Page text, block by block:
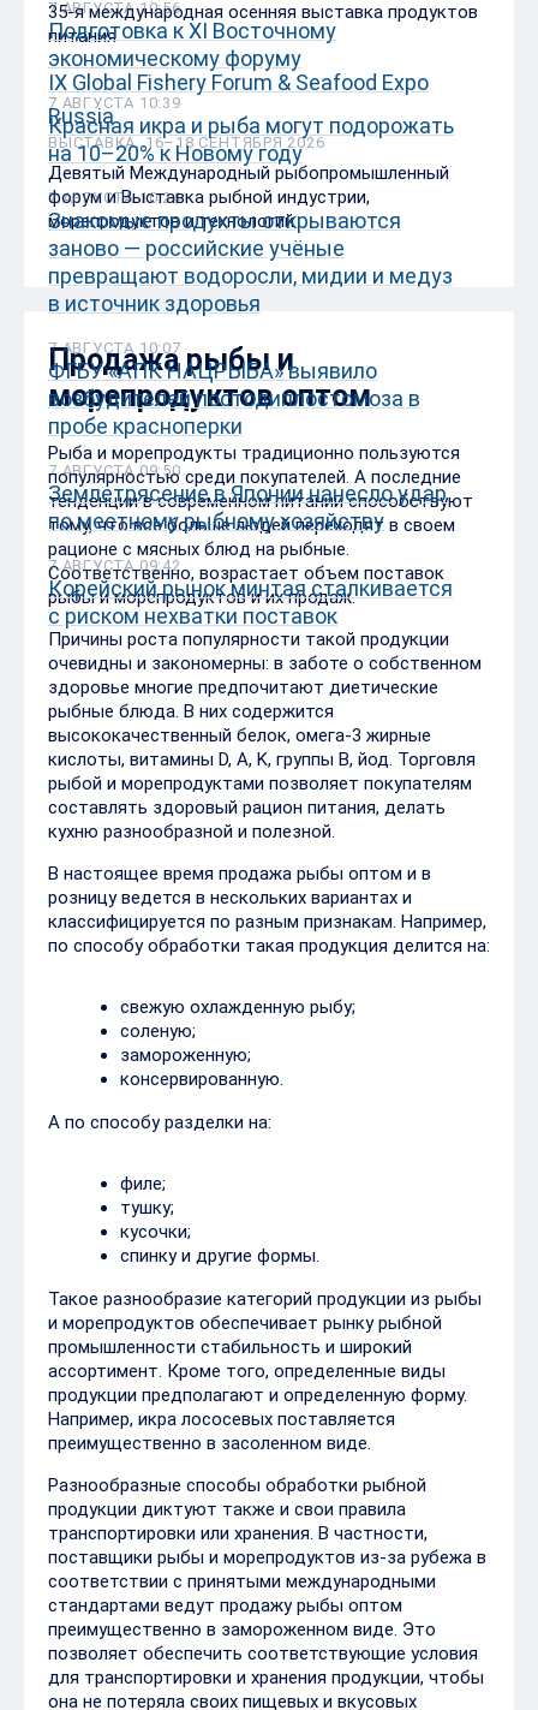
7 АВГУСТА 10:56
Подготовка к XI Восточному
экономическому форуму
7 АВГУСТА 10:39
Красная икра и рыба могут подорожать
на 10–20% к Новому году
7 АВГУСТА 10:24
Знакомые продукты открываются
заново — российские учёные
превращают водоросли, мидии и медуз
в источник здоровья
7 АВГУСТА 10:07
ФГБУ «АПК НАЦРЫБА» выявило
возбудителей постодиплостомоза в
пробе красноперки
7 АВГУСТА 09:50
Землетрясение в Японии нанесло удар
по местному рыбному хозяйству
7 АВГУСТА 09:42
Корейский рынок минтая сталкивается
с риском нехватки поставок
35-я международная осенняя выставка продуктов
питания
IX Global Fishery Forum & Seafood Expo
Russia
ВЫСТАВКА, 16–18 СЕНТЯБРЯ 2026
Девятый Международный рыбопромышленный
форум и Выставка рыбной индустрии,
морепродуктов и технологий
Продажа рыбы и
морепродуктов оптом
Рыба и морепродукты традиционно пользуются
популярностью среди покупателей. А последние
тенденции в современном питании способствуют
тому, что все больше людей переходят в своем
рационе с мясных блюд на рыбные.
Соответственно, возрастает объем поставок
рыбы и морепродуктов и их продаж.
Причины роста популярности такой продукции
очевидны и закономерны: в заботе о собственном
здоровье многие предпочитают диетические
рыбные блюда. В них содержится
высококачественный белок, омега-3 жирные
кислоты, витамины D, A, K, группы В, йод. Торговля
рыбой и морепродуктами позволяет покупателям
составлять здоровый рацион питания, делать
кухню разнообразной и полезной.
В настоящее время продажа рыбы оптом и в
розницу ведется в нескольких вариантах и
классифицируется по разным признакам. Например,
по способу обработки такая продукция делится на:
свежую охлажденную рыбу;
соленую;
замороженную;
консервированную.
А по способу разделки на:
филе;
тушку;
кусочки;
спинку и другие формы.
Такое разнообразие категорий продукции из рыбы
и морепродуктов обеспечивает рынку рыбной
промышленности стабильность и широкий
ассортимент. Кроме того, определенные виды
продукции предполагают и определенную форму.
Например, икра лососевых поставляется
преимущественно в засоленном виде.
Разнообразные способы обработки рыбной
продукции диктуют также и свои правила
транспортировки или хранения. В частности,
поставщики рыбы и морепродуктов из-за рубежа в
соответствии с принятыми международными
стандартами ведут продажу рыбы оптом
преимущественно в замороженном виде. Это
позволяет обеспечить соответствующие условия
для транспортировки и хранения продукции, чтобы
она не потеряла своих пищевых и вкусовых